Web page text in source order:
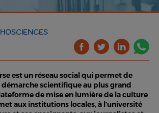
est un réseau social qui permet de
scientifique au plus grand
de mise en lumière de la culture
aux institutions locales, à l’université